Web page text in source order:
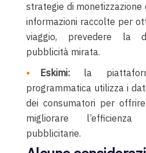
strategie di
informazioni raccolte per
viaggio, prevedere la
pubblicità mirata.
Eskimi: la
programmatica utilizza i
dei consumatori per
migliorare
pubblicitarie.